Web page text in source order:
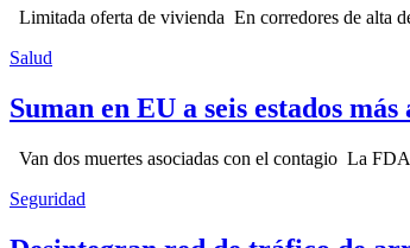
Limitada oferta de vivienda En corredores de alta
Salud
Suman en EU a seis estados
Van dos muertes asociadas con el contagio La
Seguridad